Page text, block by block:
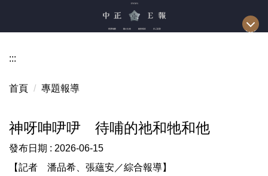
區
:::
首頁 專題報導
神呀呻吚吚 待哺的祂和牠和他
發布日期 : 2026-06-15
【記者 潘品希、張蘊安／綜合報導】